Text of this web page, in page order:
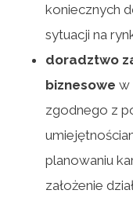
koniecznych
sytuacji na
doradztwo
biznesowe w
zgodnego z
planowaniu
założenie